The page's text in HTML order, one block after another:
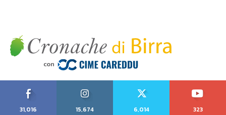
31,016
15,674
6,014
323